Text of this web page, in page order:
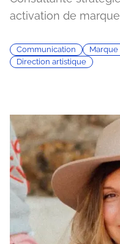
activation de
Communication
Direction artistique